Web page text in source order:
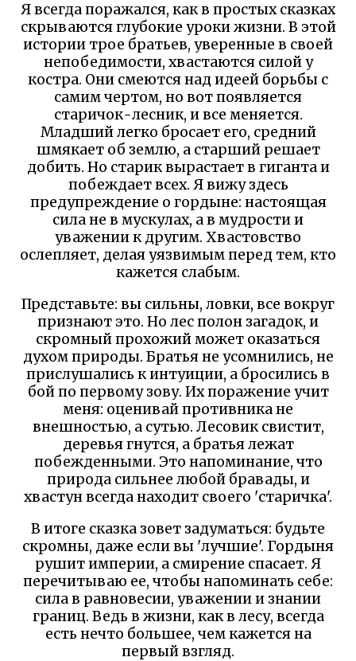
Я всегда поражался, как в простых сказках
скрываются глубокие уроки жизни. В этой
истории трое братьев, уверенные в своей
непобедимости, хвастаются силой у
костра. Они смеются над идеей борьбы с
самим чертом, но вот появляется
старичок-лесник, и все меняется.
Младший легко бросает его, средний
шмякает об землю, а старший решает
добить. Но старик вырастает в гиганта и
побеждает всех. Я вижу здесь
предупреждение о гордыне: настоящая
сила не в мускулах, а в мудрости и
уважении к другим. Хвастовство
ослепляет, делая уязвимым перед тем, кто
кажется слабым.
Представьте: вы сильны, ловки, все вокруг
признают это. Но лес полон загадок, и
скромный прохожий может оказаться
духом природы. Братья не усомнились, не
прислушались к интуиции, а бросились в
бой по первому зову. Их поражение учит
меня: оценивай противника не
внешностью, а сутью. Лесовик свистит,
деревья гнутся, а братья лежат
побежденными. Это напоминание, что
природа сильнее любой бравады, и
хвастун всегда находит своего 'старичка'.
В итоге сказка зовет задуматься: будьте
скромны, даже если вы 'лучшие'. Гордыня
рушит империи, а смирение спасает. Я
перечитываю ее, чтобы напоминать себе:
сила в равновесии, уважении и знании
границ. Ведь в жизни, как в лесу, всегда
есть нечто большее, чем кажется на
первый взгляд.